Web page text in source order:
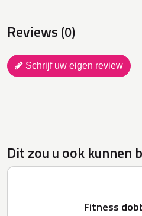
Reviews (0)
Schrijf uw eigen review
Dit zou u ook kunnen
Fitness